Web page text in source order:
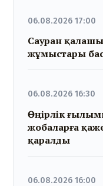
06.08.2026 17:00
Сауран
жұмыстары
06.08.2026 16:30
Өңірлік
жобаларға
қаралды
06.08.2026 16:00